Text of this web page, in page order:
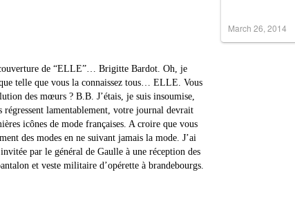
de “ELLE”… Brigitte Bardot. Oh, je
telle que vous la connaissez tous… ELLE. Vous
des mœurs ? B.B. J’étais, je suis insoumise,
lamentablement, votre journal devrait
icônes de mode françaises. A croire que vous
des modes en ne suivant jamais la mode. J’ai
par le général de Gaulle à une réception des
et veste militaire d’opérette à brandebourgs.
March 26, 2014